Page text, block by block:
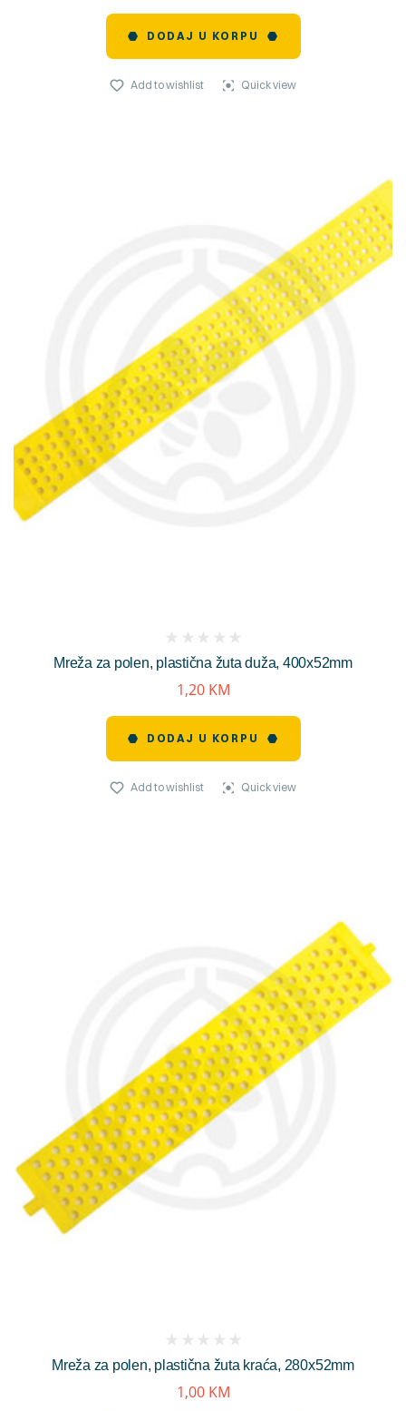
DODAJ U KORPU
Add to wishlist Quick view
Mreža za polen, plastična žuta duža, 400x52mm
reviews)
1,20 KM
DODAJ U KORPU
Add to wishlist Quick view
Mreža za polen, plastična žuta kraća, 280x52mm
reviews)
1,00 KM